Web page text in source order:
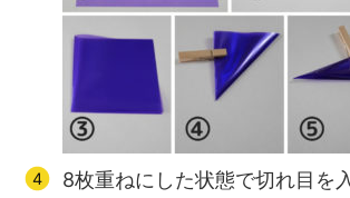
8枚重ねにした状態で切れ目を